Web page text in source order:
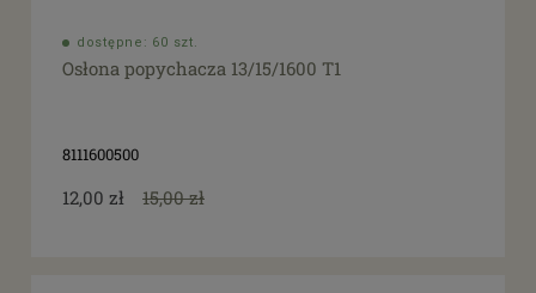
dostępne: 60 szt.
Osłona popychacza 13/15/1600 T1
8111600500
12,00 zł 15,00 zł